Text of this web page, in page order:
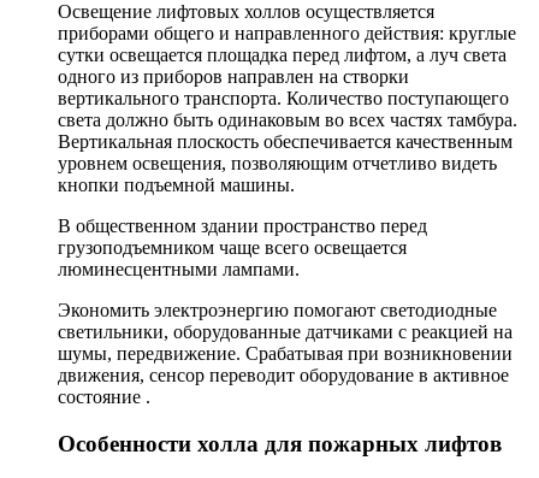
Освещение лифтовых холлов осуществляется
приборами общего и направленного действия: круглые
сутки освещается площадка перед лифтом, а луч света
одного из приборов направлен на створки
вертикального транспорта. Количество поступающего
света должно быть одинаковым во всех частях тамбура.
Вертикальная плоскость обеспечивается качественным
уровнем освещения, позволяющим отчетливо видеть
кнопки подъемной машины.
В общественном здании пространство перед
грузоподъемником чаще всего освещается
люминесцентными лампами.
Экономить электроэнергию помогают светодиодные
светильники, оборудованные датчиками с реакцией на
шумы, передвижение. Срабатывая при возникновении
движения, сенсор переводит оборудование в активное
состояние .
Особенности холла для пожарных лифтов